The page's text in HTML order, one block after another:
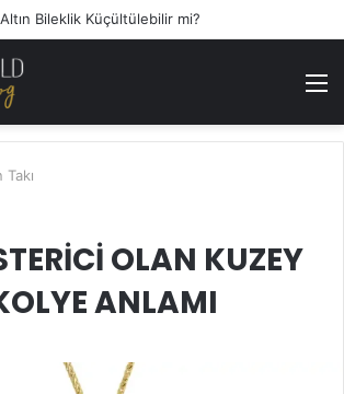
Bileklik Küçültülebilir mi?
Takı
OLAN KUZEY
ANLAMI